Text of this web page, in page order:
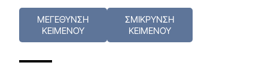
ΜΕΓΕΘΥΝΣΗ
ΚΕΙΜΕΝΟΥ
ΣΜΙΚΡΥΝΣΗ
ΚΕΙΜΕΝΟΥ